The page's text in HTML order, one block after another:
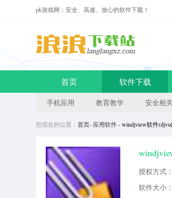
pk游戏网：安全、高速、放心的软件下载！
首页 软件下载
手机应用 教育教学 安全相关
您现在的位置： 首页- 应用软件- windjview软件
授权方式
软件大小：